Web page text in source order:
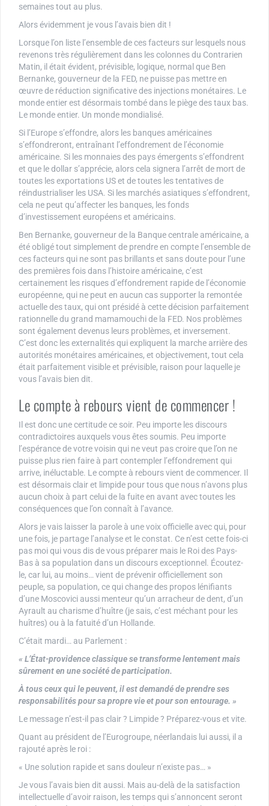
semaines tout au plus.
Alors évidemment je vous l’avais bien dit !
Lorsque l’on liste l’ensemble de ces facteurs sur lesquels nous
revenons très régulièrement dans les colonnes du Contrarien
Matin, il était évident, prévisible, logique, normal que Ben
Bernanke, gouverneur de la FED, ne puisse pas mettre en
œuvre de réduction significative des injections monétaires. Le
monde entier est désormais tombé dans le piège des taux bas.
Le monde entier. Un monde mondialisé.
Si l’Europe s’effondre, alors les banques américaines
s’effondreront, entraînant l’effondrement de l’économie
américaine. Si les monnaies des pays émergents s’effondrent
et que le dollar s’apprécie, alors cela signera l’arrêt de mort de
toutes les exportations US et de toutes les tentatives de
réindustrialiser les USA. Si les marchés asiatiques s’effondrent,
cela ne peut qu’affecter les banques, les fonds
d’investissement européens et américains.
Ben Bernanke, gouverneur de la Banque centrale américaine, a
été obligé tout simplement de prendre en compte l’ensemble de
ces facteurs qui ne sont pas brillants et sans doute pour l’une
des premières fois dans l’histoire américaine, c’est
certainement les risques d’effondrement rapide de l’économie
européenne, qui ne peut en aucun cas supporter la remontée
actuelle des taux, qui ont présidé à cette décision parfaitement
rationnelle du grand mamamouchi de la FED. Nos problèmes
sont également devenus leurs problèmes, et inversement.
C’est donc les externalités qui expliquent la marche arrière des
autorités monétaires américaines, et objectivement, tout cela
était parfaitement visible et prévisible, raison pour laquelle je
vous l’avais bien dit.
Le compte à rebours vient de commencer !
Il est donc une certitude ce soir. Peu importe les discours
contradictoires auxquels vous êtes soumis. Peu importe
l’espérance de votre voisin qui ne veut pas croire que l’on ne
puisse plus rien faire à part contempler l’effondrement qui
arrive, inéluctable. Le compte à rebours vient de commencer. Il
est désormais clair et limpide pour tous que nous n’avons plus
aucun choix à part celui de la fuite en avant avec toutes les
conséquences que l’on connaît à l’avance.
Alors je vais laisser la parole à une voix officielle avec qui, pour
une fois, je partage l’analyse et le constat. Ce n’est cette fois-ci
pas moi qui vous dis de vous préparer mais le Roi des Pays-
Bas à sa population dans un discours exceptionnel. Écoutez-
le, car lui, au moins… vient de prévenir officiellement son
peuple, sa population, ce qui change des propos lénifiants
d’une Moscovici aussi menteur qu’un arracheur de dent, d’un
Ayrault au charisme d’huître (je sais, c’est méchant pour les
huîtres) ou à la fatuité d’un Hollande.
C’était mardi… au Parlement :
« L’État-providence classique se transforme lentement mais
sûrement en une société de participation.
À tous ceux qui le peuvent, il est demandé de prendre ses
responsabilités pour sa propre vie et pour son entourage. »
Le message n’est-il pas clair ? Limpide ? Préparez-vous et vite.
Quant au président de l’Eurogroupe, néerlandais lui aussi, il a
rajouté après le roi :
« Une solution rapide et sans douleur n’existe pas… »
Je vous l’avais bien dit aussi. Mais au-delà de la satisfaction
intellectuelle d’avoir raison, les temps qui s’annoncent seront